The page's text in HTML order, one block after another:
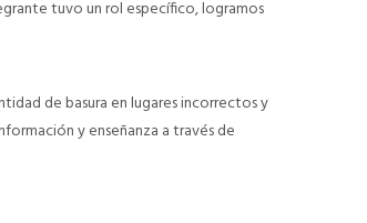
tuvo un rol específico, logramos
de basura en lugares incorrectos y
y enseñanza a través de